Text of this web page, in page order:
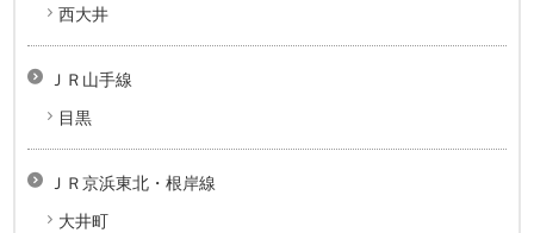
西大井
ＪＲ山手線
目黒
ＪＲ京浜東北・根岸線
大井町